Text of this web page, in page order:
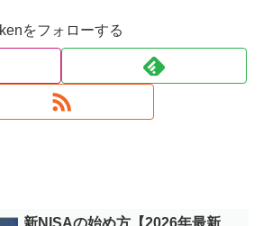
kenをフォローする